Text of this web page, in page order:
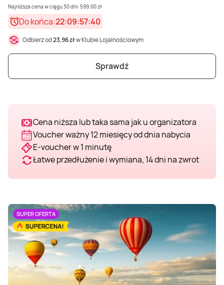
Weekend w SPA
Mazury
Masaż klasyczny
Masaż pleców
Masaż sportowy
Masaż Antycellulitowy
Masaż całego ciała
Masaż Karku
Masaż orientalny
Pojazdy specjalne
Jazda po torze
Jazda czołgiem
Fitness
Sporty zimowe
Wspinaczka
Kurs żeglarski
Kurs motorowodny
SUP
Najniższa cena w ciągu 30 dni: 599,00 zł
Do końca:22:09:57:38
Odbierz od23,96 złw Klubie Lojalnościowym
Sprawdź
Cena niższa lub taka sama jak u organizatora
Voucher ważny 12 miesięcy od dnia nabycia
E-voucher w 1 minutę
Łatwe przedłużenie i wymiana, 14 dni na zwrot
SUPER OFERTA